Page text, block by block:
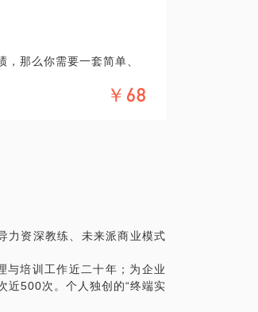
那么你需要一套简单、
；
人员。
￥68
力资深教练、未来派商业模式
与培训工作近二十年；为企业
近500次。个人独创的“终端实